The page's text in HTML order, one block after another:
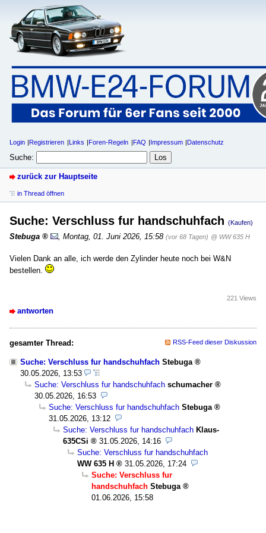
Login Registrieren Links Foren-Regeln FAQ Impressum Datenschutz
Suche:
zurück zur Hauptseite
in Thread öffnen
Suche: Verschluss fur handschuhfach (Kaufen)
Stebuga Montag, 01. Juni 2026, 15:58 (vor 68 Tagen) @ WW 635 H
Vielen Dank an alle, ich werde den Zylinder heute noch bei W&N
bestellen.
antworten
221 Views
gesamter Thread: RSS-Feed dieser Diskussion
Suche: Verschluss fur handschuhfach Stebuga
30.05.2026, 13:53
Suche: Verschluss fur handschuhfach schumacher
30.05.2026, 16:53
Suche: Verschluss fur handschuhfach Stebuga
31.05.2026, 13:12
Suche: Verschluss fur handschuhfach Klaus-
635CSi
31.05.2026, 14:16
Suche: Verschluss fur handschuhfach
WW 635 H
31.05.2026, 17:24
Suche: Verschluss fur
handschuhfach Stebuga
01.06.2026, 15:58